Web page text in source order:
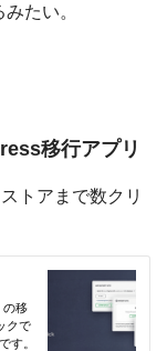
たい。
移行アプリ
トアまで数クリ